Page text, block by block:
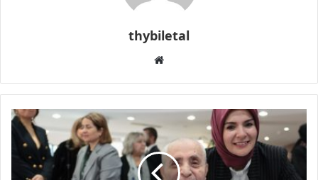
thybiletal
Web